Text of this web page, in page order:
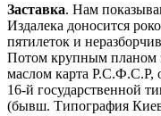
Заставка. Нам
Издалека доносится
пятилеток и
Потом крупным планом
маслом карта Р.С.Ф.С.Р,
16-й государственной
(бывш. Типография